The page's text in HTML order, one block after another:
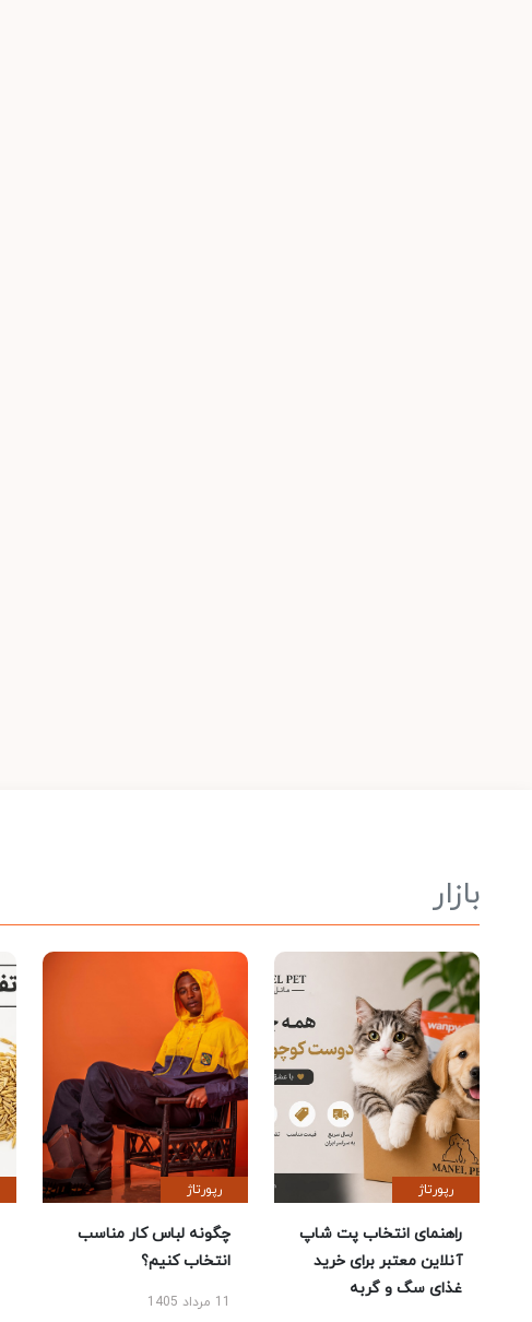
بازار
رپورتاژ
راهنمای انتخاب پت شاپ
آنلاین معتبر برای خرید
غذای سگ و گربه
رپورتاژ
چگونه لباس کار مناسب
انتخاب کنیم؟
11 مرداد 1405